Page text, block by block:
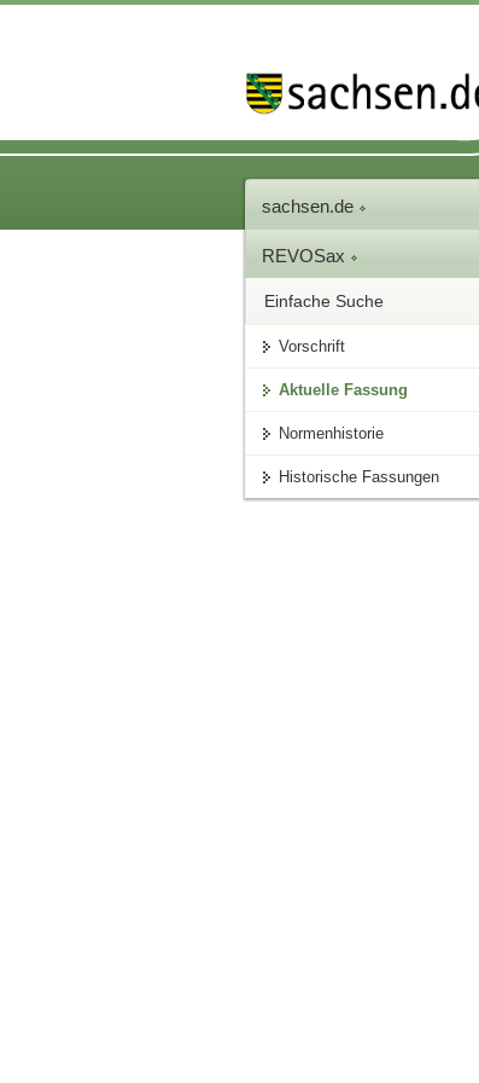
sachsen.de
REVOSax
Einfache Suche
Vorschrift
Aktuelle Fassung
Normenhistorie
Historische Fassungen